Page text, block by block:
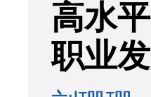
高水
职业